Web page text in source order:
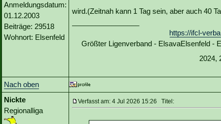
Anmeldungsdatum:
01.12.2003
Beiträge: 29518
Wohnort: Elsenfeld
wird.(Zeitnah kann 1 Tag sein, aber auch 40
https://ifcl-
Größter Ligenverband - ElsavaElsenfeld -
2024,
Nach oben
Nickte
Regionalliga
Verfasst am: 4 Jul 2026 15:26 Titel: